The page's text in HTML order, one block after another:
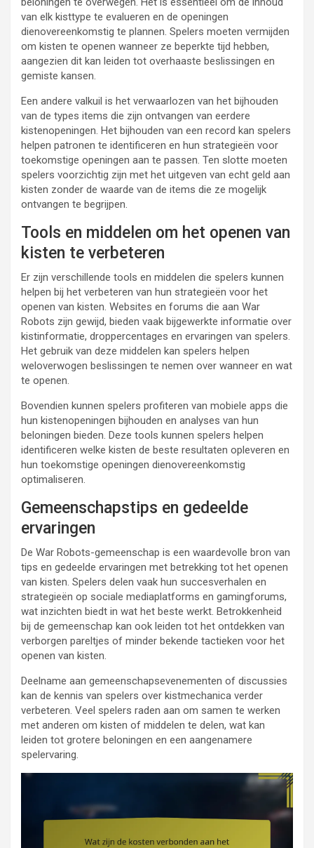
van elk kisttype te evalueren en de openingen
dienovereenkomstig te plannen. Spelers moeten vermijden
om kisten te openen wanneer ze beperkte tijd hebben,
aangezien dit kan leiden tot overhaaste beslissingen en
gemiste kansen.
Een andere valkuil is het verwaarlozen van het bijhouden
van de types items die zijn ontvangen van eerdere
kistenopeningen. Het bijhouden van een record kan spelers
helpen patronen te identificeren en hun strategieën voor
toekomstige openingen aan te passen. Ten slotte moeten
spelers voorzichtig zijn met het uitgeven van echt geld aan
kisten zonder de waarde van de items die ze mogelijk
ontvangen te begrijpen.
Tools en middelen om het openen van
kisten te verbeteren
Er zijn verschillende tools en middelen die spelers kunnen
helpen bij het verbeteren van hun strategieën voor het
openen van kisten. Websites en forums die aan War
Robots zijn gewijd, bieden vaak bijgewerkte informatie over
kistinformatie, droppercentages en ervaringen van spelers.
Het gebruik van deze middelen kan spelers helpen
weloverwogen beslissingen te nemen over wanneer en wat
te openen.
Bovendien kunnen spelers profiteren van mobiele apps die
hun kistenopeningen bijhouden en analyses van hun
beloningen bieden. Deze tools kunnen spelers helpen
identificeren welke kisten de beste resultaten opleveren en
hun toekomstige openingen dienovereenkomstig
optimaliseren.
Gemeenschapstips en gedeelde
ervaringen
De War Robots-gemeenschap is een waardevolle bron van
tips en gedeelde ervaringen met betrekking tot het openen
van kisten. Spelers delen vaak hun succesverhalen en
strategieën op sociale mediaplatforms en gamingforums,
wat inzichten biedt in wat het beste werkt. Betrokkenheid
bij de gemeenschap kan ook leiden tot het ontdekken van
verborgen pareltjes of minder bekende tactieken voor het
openen van kisten.
Deelname aan gemeenschapsevenementen of discussies
kan de kennis van spelers over kistmechanica verder
verbeteren. Veel spelers raden aan om samen te werken
met anderen om kisten of middelen te delen, wat kan
leiden tot grotere beloningen en een aangenamere
spelervaring.